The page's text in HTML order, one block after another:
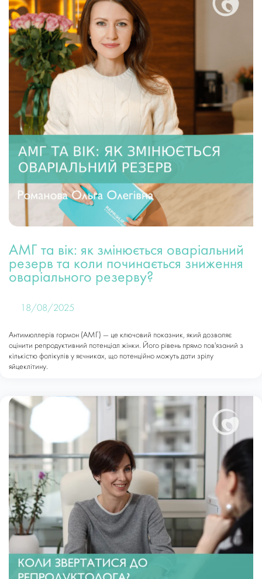
АМГ та вік: як змінюється оваріальний
резерв та коли починається зниження
оваріального резерву?
18/08/2025
Антимюллерів гормон (АМГ) — це ключовий показник, який дозволяє
оцінити репродуктивний потенціал жінки. Його рівень прямо пов'язаний з
кількістю фолікулів у яєчниках, що потенційно можуть дати зрілу
яйцеклітину.